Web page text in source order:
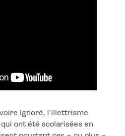
ignoré, l’illettrisme
ont été scolarisées en